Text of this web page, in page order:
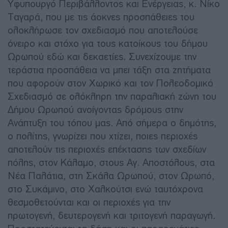
Υφυπουργό Περιβάλλοντος και Ενέργειας, κ. Νίκο
Ταγαρά, που με τις άοκνες προσπάθειες του
ολοκλήρωσε τον σχεδιασμό που αποτελούσε
όνειρο και στόχο για τους κατοίκους του δήμου
Ωρωπού εδώ και δεκαετίες. Συνεχίζουμε την
τεράστια προσπάθεια να μπει τάξη στα ζητήματα
που αφορούν στον Χωρικό και τον Πολεοδομικό
Σχεδιασμό σε ολόκληρη την παραλιακή ζώνη του
Δήμου Ωρωπού ανοίγοντας δρόμους στην
Ανάπτυξη του τόπου μας. Από σήμερα ο δημότης,
ο πολίτης, γνωρίζει που χτίζει, ποιες περιοχές
αποτελούν τις περιοχές επέκτασης των σχεδίων
πόλης, στον Κάλαμο, στους Αγ. Αποστόλους, στα
Νέα Παλάτια, στη Σκάλα Ωρωπού, στον Ωρωπό,
στο Συκάμινο, στο Χαλκούτσι ενώ ταυτόχρονα
θεσμοθετούνται και οι περιοχές για την
πρωτογενή, δευτερογενή και τριτογενή παραγωγή.